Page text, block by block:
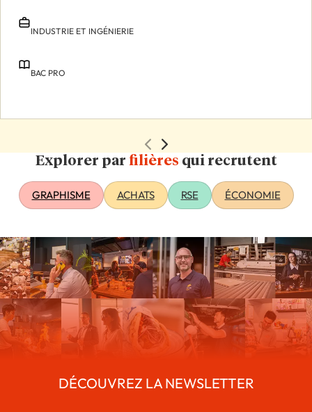
INDUSTRIE ET INGÉNIERIE
BAC PRO
Explorer par filières qui recrutent
GRAPHISME ACHATS RSE ÉCONOMIE
DÉCOUVREZ LA NEWSLETTER